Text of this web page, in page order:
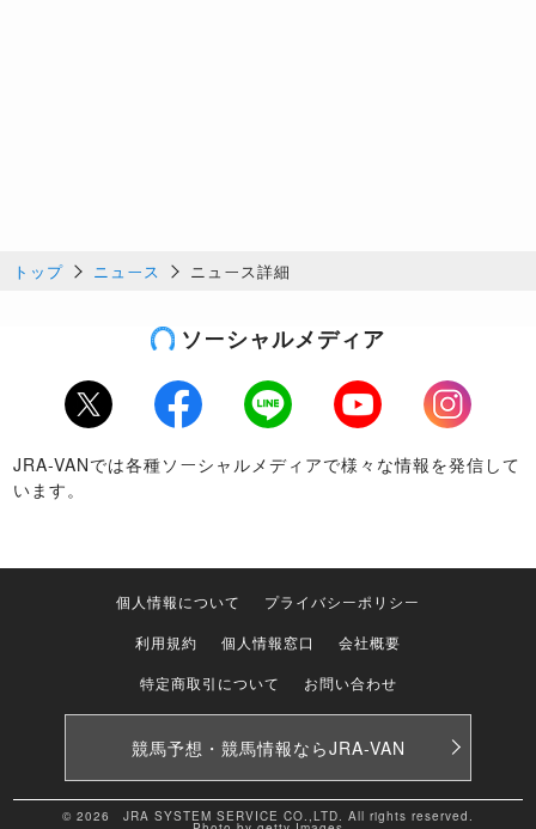
トップ ニュース ニュース詳細
ソーシャルメディア
Twitter Facebook LINE Youtube
Instagram
JRA-VANでは各種ソーシャルメディアで様々な情報を発信して
います。
個人情報について
プライバシーポリシー
利用規約
個人情報窓口
会社概要
特定商取引について
お問い合わせ
競馬予想・競馬情報ならJRA-VAN
© 2026 JRA SYSTEM SERVICE CO.,LTD. All rights reserved.